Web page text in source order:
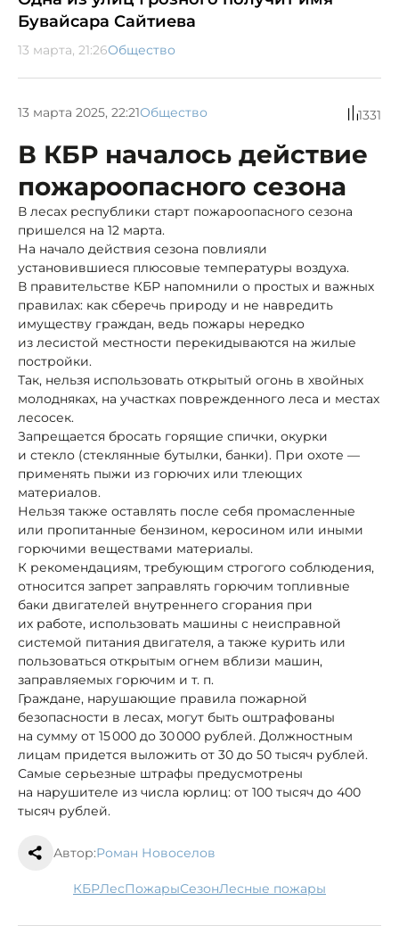
Бувайсара Сайтиева
13 марта, 21:26Общество
13 марта 2025, 22:21Общество 1331
В КБР началось действие
пожароопасного сезона
В лесах республики старт пожароопасного сезона
пришелся на 12 марта.
На начало действия сезона повлияли
установившиеся плюсовые температуры воздуха.
В правительстве КБР напомнили о простых и важных
правилах: как сберечь природу и не навредить
имуществу граждан, ведь пожары нередко
из лесистой местности перекидываются на жилые
постройки.
Так, нельзя использовать открытый огонь в хвойных
молодняках, на участках поврежденного леса и местах
лесосек.
Запрещается бросать горящие спички, окурки
и стекло (стеклянные бутылки, банки). При охоте —
применять пыжи из горючих или тлеющих
материалов.
Нельзя также оставлять после себя промасленные
или пропитанные бензином, керосином или иными
горючими веществами материалы.
К рекомендациям, требующим строгого соблюдения,
относится запрет заправлять горючим топливные
баки двигателей внутреннего сгорания при
их работе, использовать машины с неисправной
системой питания двигателя, а также курить или
пользоваться открытым огнем вблизи машин,
заправляемых горючим и т. п.
Граждане, нарушающие правила пожарной
безопасности в лесах, могут быть оштрафованы
на сумму от 15 000 до 30 000 рублей. Должностным
лицам придется выложить от 30 до 50 тысяч рублей.
Самые серьезные штрафы предусмотрены
на нарушителе из числа юрлиц: от 100 тысяч до 400
тысяч рублей.
Автор:Роман Новоселов
КБР лес пожары сезон лесные пожары